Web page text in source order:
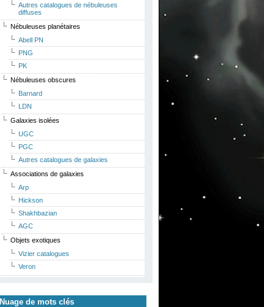
Autres catalogues de nébuleuses
diffuses
Nébuleuses planétaires
Abell PN
PNG
PK
Nébuleuses obscures
Barnard
LDN
Galaxies isolées
UGC
PGC
Autres catalogues de galaxies
Associations de galaxies
Arp
Hickson
Shakhbazian
AGC
Objets exotiques
Vizier catalogues
Veron
Nuage de mots clés